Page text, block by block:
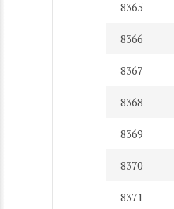
8365
8366
8367
8368
8369
8370
8371